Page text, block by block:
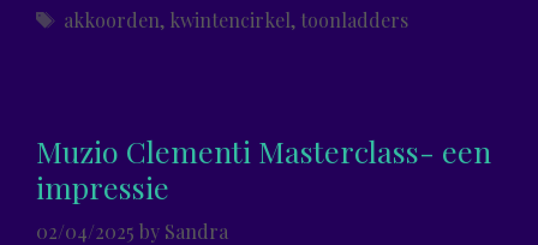
Tags
akkoorden, kwintencirkel, toonladders
Muzio Clementi Masterclass- een
impressie
02/04/2025 by Sandra